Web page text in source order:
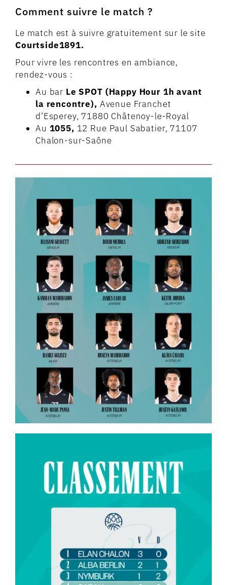
Comment suivre le match ?
Le match est à suivre gratuitement sur le site
Courtside1891.
Pour vivre les rencontres en ambiance,
rendez-vous :
Au bar Le SPOT (Happy Hour 1h avant
la rencontre), Avenue Franchet
d’Esperey, 71880 Châtenoy-le-Royal
Au 1055, 12 Rue Paul Sabatier, 71107
Chalon-sur-Saône